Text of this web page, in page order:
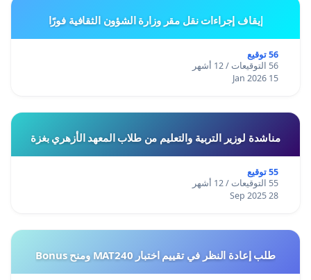
إيقاف إجراءات نقل مقر وزارة الشؤون الثقافية فورًا
56 توقيع
56 التوقيعات / 12 أشهر
15 Jan 2026
مناشدة لوزير التربية والتعليم من طلاب المعهد الأزهري بغزة
55 توقيع
55 التوقيعات / 12 أشهر
28 Sep 2025
طلب إعادة النظر في تقييم اختبار MAT240 ومنح Bonus